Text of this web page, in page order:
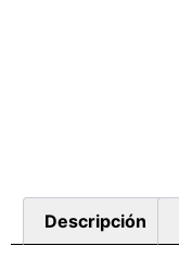
Descripción